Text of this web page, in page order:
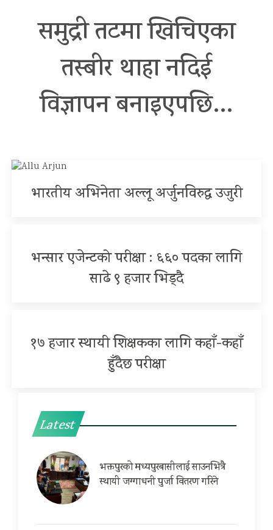
समुद्री तटमा खिचिएका
तस्बीर थाहा नदिई
विज्ञापन बनाइएपछि…
भारतीय अभिनेता अल्लू अर्जुनविरुद्ध उजुरी
भन्सार एजेन्टको परीक्षा : ६६० पदका लागि
साढे ९ हजार भिड्दै
१७ हजार स्थायी शिक्षकका लागि कहाँ-कहाँ
हुँदैछ परीक्षा
Latest
भक्तपुरको मध्यपुरबासीलाई साउनभित्रै
स्थायी जग्गाधनी पुर्जा वितरण गरिने